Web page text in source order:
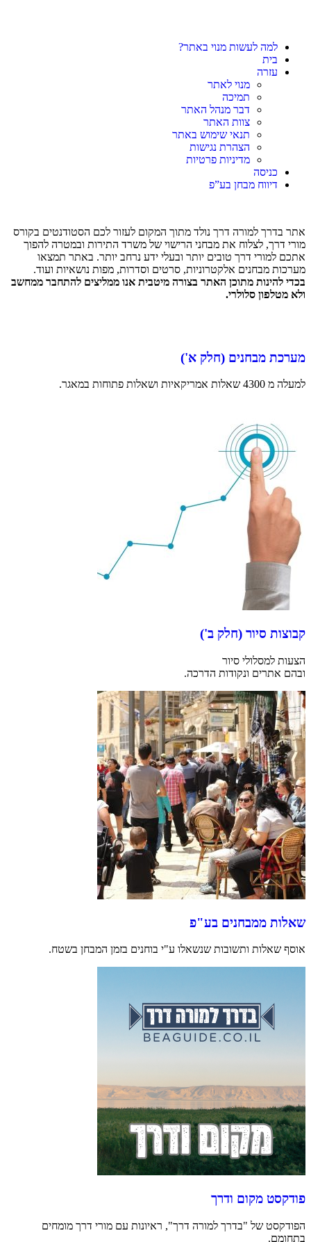
למה לעשות מנוי באתר?
בית
עזרה
מנוי לאתר
תמיכה
דבר מנהל האתר
צוות האתר
תנאי שימוש באתר
הצהרת נגישות
מדיניות פרטיות
כניסה
דיווח מבחן בע”פ
אתר בדרך למורה דרך נולד מתוך המקום לעזור לכם הסטודנטים בקורס
מורי דרך, לצלוח את מבחני הרישוי של משרד התירות ובמטרה להפוך
אתכם למורי דרך טובים יותר ובעלי ידע נרחב יותר. באתר תמצאו
מערכות מבחנים אלקטרוניות, סרטים וסדרות, מפות נושאיות ועוד.
בכדי להינות מתוכן האתר בצורה מיטבית אנו ממליצים להתחבר ממחשב
ולא מטלפון סלולרי.
מערכת מבחנים (חלק א')
למעלה מ 4300 שאלות אמריקאיות ושאלות פתוחות במאגר.
קבוצות סיור (חלק ב')
הצעות למסלולי סיור
ובהם אתרים ונקודות הדרכה.
שאלות ממבחנים בע"פ
אוסף שאלות ותשובות שנשאלו ע"י בוחנים בזמן המבחן בשטח.
פודקסט מקום ודרך
הפודקסט של "בדרך למורה דרך", ראיונות עם מורי דרך מומחים
בתחומם.